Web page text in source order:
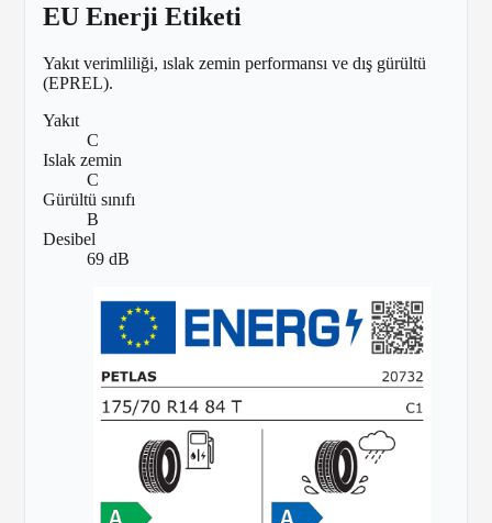
EU Enerji Etiketi
Yakıt verimliliği, ıslak zemin performansı ve dış gürültü
(EPREL).
Yakıt
C
Islak zemin
C
Gürültü sınıfı
B
Desibel
69 dB